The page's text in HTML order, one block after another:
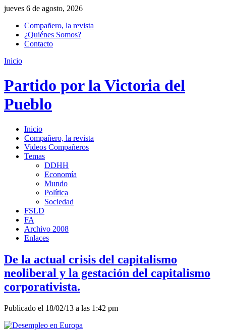
jueves 6 de agosto, 2026
Compañero, la revista
¿Quiénes Somos?
Contacto
Inicio
Partido por la Victoria del
Pueblo
Inicio
Compañero, la revista
Videos Compañeros
Temas
DDHH
Economía
Mundo
Política
Sociedad
FSLD
FA
Archivo 2008
Enlaces
De la actual crisis del capitalismo
neoliberal y la gestación del capitalismo
corporativista.
Publicado el 18/02/13 a las 1:42 pm